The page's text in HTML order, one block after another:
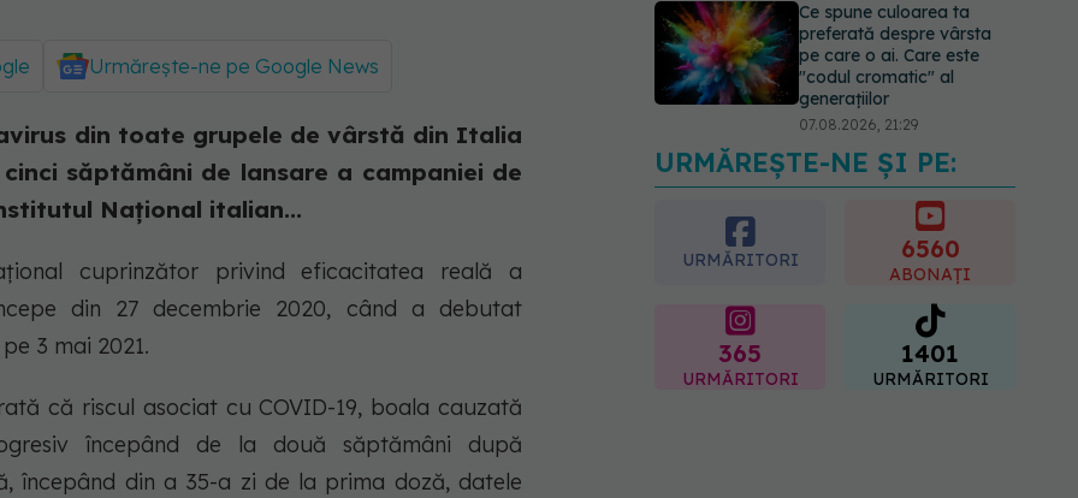
Urmărește-ne pe Google News
din toate grupele de vârstă din Italia
săptămâni de lansare a campaniei de
Național italian...
cuprinzător privind eficacitatea reală a
din 27 decembrie 2020, când a debutat
3 mai 2021.
că riscul asociat cu COVID-19, boala cauzată
începând de la două săptămâni după
începând din a 35-a zi de la prima doză, datele
Ce spune culoarea ta
preferată despre vârsta
pe care o ai. Care este
"codul cromatic" al
generațiilor
07.08.2026, 21:29
Analiza de sânge AST
(SGOT): ce înseamnă
rezultatele și când sunt un
semnal de alarmă
08.08.2026, 11:00
URMĂREȘTE-NE ȘI PE:
URMĂRITORI 6560
ABONAȚI
365
URMĂRITORI
1401
URMĂRITORI